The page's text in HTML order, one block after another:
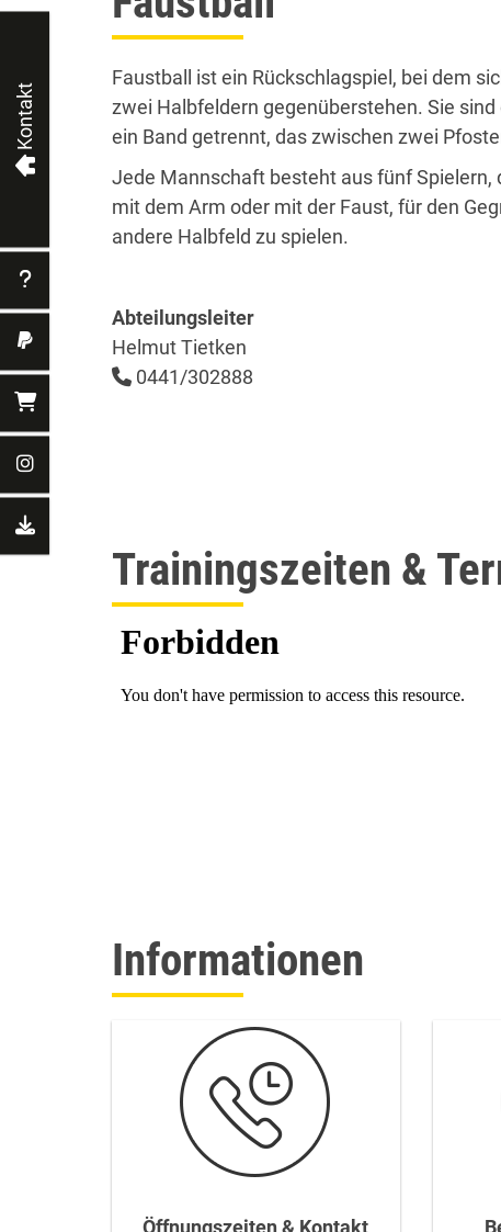
Faustball ist ein Rückschlagspiel, bei dem
zwei Halbfeldern gegenüberstehen. Sie
ein Band getrennt, das zwischen zwei
Jede Mannschaft besteht aus fünf Spielern,
mit dem Arm oder mit der Faust, für den
andere Halbfeld zu spielen.
Abteilungsleiter
Helmut Tietken
0441/302888
Trainingszeiten &
Informationen
Kontakt